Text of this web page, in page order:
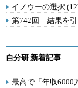
イノウーの選択
第742回 結果を引
自分研 新着記事
最高で「年収